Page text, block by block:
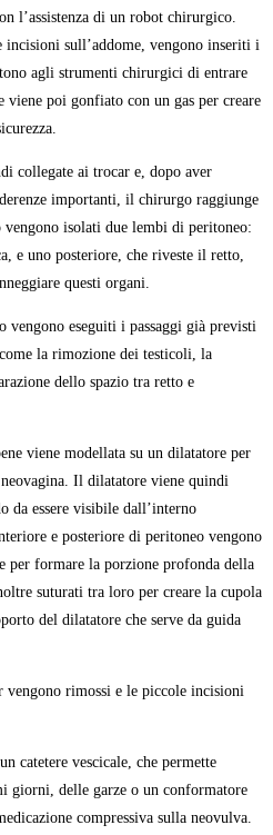
l’assistenza di un robot chirurgico.
incisioni sull’addome, vengono inseriti i
agli strumenti chirurgici di entrare
viene poi gonfiato con un gas per creare
collegate ai trocar e, dopo aver
importanti, il chirurgo raggiunge
isolati due lembi di peritoneo:
e uno posteriore, che riveste il retto,
questi organi.
eseguiti i passaggi già previsti
la rimozione dei testicoli, la
dello spazio tra retto e
viene modellata su un dilatatore per
Il dilatatore viene quindi
da essere visibile dall’interno
e posteriore di peritoneo vengono
per formare la porzione profonda della
suturati tra loro per creare la cupola
del dilatatore che serve da guida
rimossi e le piccole incisioni
catetere vescicale, che permette
giorni, delle garze o un conformatore
compressiva sulla neovulva.